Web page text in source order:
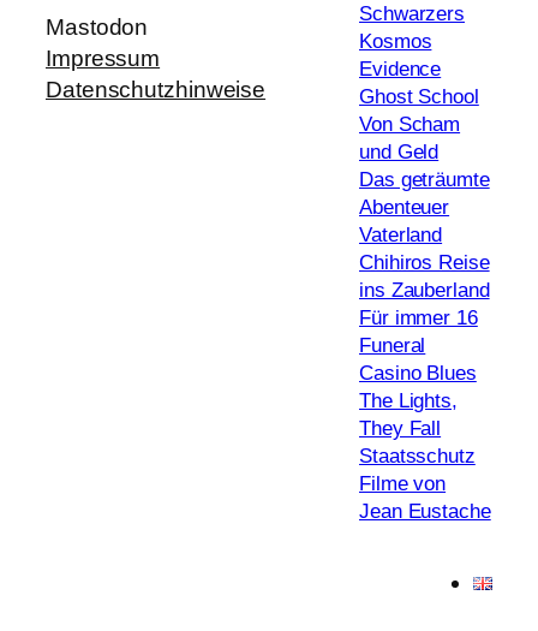
Mastodon
Impressum
Datenschutzhinweise
Schwarzers
Kosmos
Evidence
Ghost School
Von Scham
und Geld
Das geträumte
Abenteuer
Vaterland
Chihiros Reise
ins Zauberland
Für immer 16
Funeral
Casino Blues
The Lights,
They Fall
Staatsschutz
Filme von
Jean Eustache